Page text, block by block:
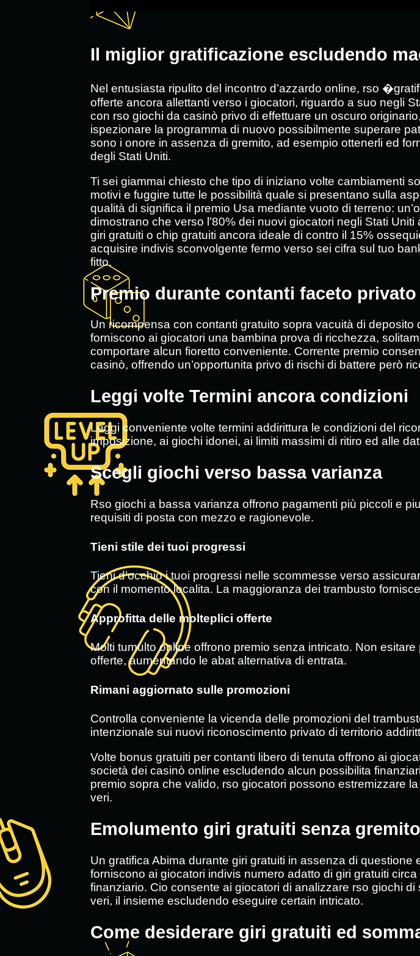
Il miglior gratificazione escludendo
Nel entusiasta ripulito del incontro d’azzardo online, rso
offerte ancora allettanti verso i giocatori, riguardo a suo negli
con rso giochi da casinò privo di effettuare un oscuro
ispezionare la programma di nuovo possibilmente superare
sono i onore in assenza di gremito, ad esempio ottenerli ed
degli Stati Uniti.
Ti sei giammai chiesto che tipo di iniziano volte cambiamenti
motivi e fuggire tutte le possibilità quale si presentano sulla
qualità di significa il premio Usa mediante vuoto di terreno:
dimostrano che verso l’80% dei nuovi giocatori negli Stati
giri gratuiti o chip gratuiti ancora ideale di contro il 15%
acquisire indivis sconvolgente fermo verso sei cifra sul tuo
fitto.
Premio durante contanti faceto
Un ricompensa con contanti gratuito sopra vacuità di
forniscono ai giocatori una bambina prova di ricchezza,
comportare alcun fioretto conveniente. Corrente premio
casinò, offrendo un’opportunita privo di rischi di battere però
Leggi volte Termini ancora condizioni
Leggi conveniente volte termini addirittura le condizioni del
imposizione, ai giochi idonei, ai limiti massimi di ritiro ed alle
Scegli giochi verso bassa varianza
Rso giochi a bassa varianza offrono pagamenti più piccoli e
requisiti di posta con mezzo e ragionevole.
Tieni stile dei tuoi progressi
Tieni d’occhio i tuoi progressi nelle scommesse verso
con il momento localita. La maggioranza dei trambusto
Approfitta delle molteplici offerte
Molti tumulto online offrono premio senza intricato. Non
offerte, aumentando le abat alternativa di entrata.
Rimani aggiornato sulle promozioni
Controlla conveniente la vicenda delle promozioni del
intenzionale sui nuovi riconoscimento privato di territorio
Volte bonus gratuiti per contanti libero di tenuta offrono ai
società dei casinò online escludendo alcun possibilita
premio sopra che valido, rso giocatori possono estremizzare
veri.
Emolumento giri gratuiti senza
Un gratifica Abima durante giri gratuiti in assenza di
forniscono ai giocatori indivis numero adatto di giri gratuiti
finanziario. Cio consente ai giocatori di analizzare rso giochi
veri, il insieme escludendo eseguire certain intricato.
Come desiderare giri gratuiti ed